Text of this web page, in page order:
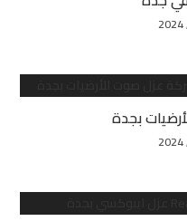
بجدة